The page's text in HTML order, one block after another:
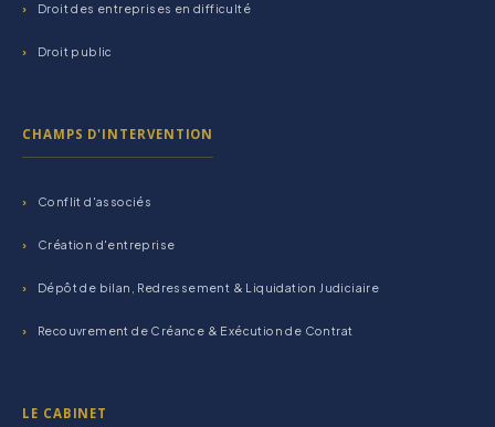
Droit des entreprises en difficulté
Droit public
CHAMPS D'INTERVENTION
Conflit d'associés
Création d'entreprise
Dépôt de bilan, Redressement & Liquidation Judiciaire
Recouvrement de Créance & Exécution de Contrat
LE CABINET